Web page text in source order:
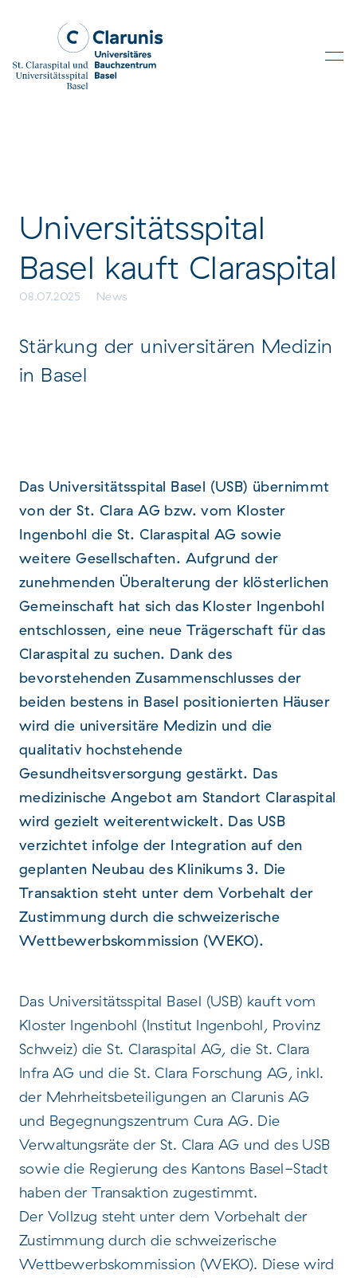
Universitätsspital
Basel kauft Claraspital
08.07.2025 News
Stärkung der universitären Medizin
in Basel
Das Universitätsspital Basel (USB) übernimmt
von der St. Clara AG bzw. vom Kloster
Ingenbohl die St. Claraspital AG sowie
weitere Gesellschaften. Aufgrund der
zunehmenden Überalterung der klösterlichen
Gemeinschaft hat sich das Kloster Ingenbohl
entschlossen, eine neue Trägerschaft für das
Claraspital zu suchen. Dank des
bevorstehenden Zusammenschlusses der
beiden bestens in Basel positionierten Häuser
wird die universitäre Medizin und die
qualitativ hochstehende
Gesundheitsversorgung gestärkt. Das
medizinische Angebot am Standort Claraspital
wird gezielt weiterentwickelt. Das USB
verzichtet infolge der Integration auf den
geplanten Neubau des Klinikums 3. Die
Transaktion steht unter dem Vorbehalt der
Zustimmung durch die schweizerische
Wettbewerbskommission (WEKO).
Das Universitätsspital Basel (USB) kauft vom
Kloster Ingenbohl (Institut Ingenbohl, Provinz
Schweiz) die St. Claraspital AG, die St. Clara
Infra AG und die St. Clara Forschung AG, inkl.
der Mehrheitsbeteiligungen an Clarunis AG
und Begegnungszentrum Cura AG. Die
Verwaltungsräte der St. Clara AG und des USB
sowie die Regierung des Kantons Basel-Stadt
haben der Transaktion zugestimmt.
Der Vollzug steht unter dem Vorbehalt der
Zustimmung durch die schweizerische
Wettbewerbskommission (WEKO). Diese wird